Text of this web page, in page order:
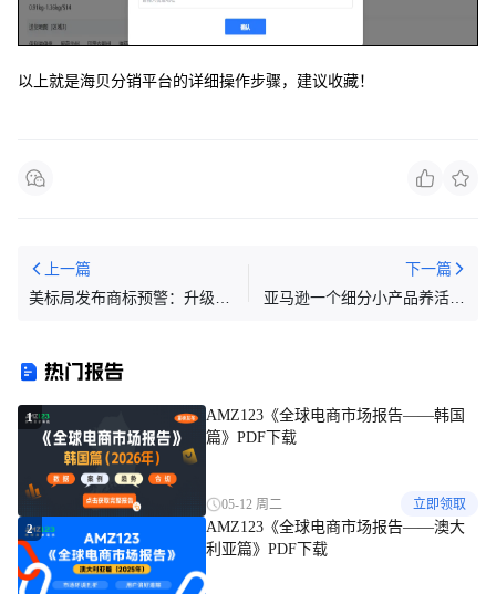
以上就是海贝分销平台的详细操作步骤，建议收藏！
上一篇
美标局发布商标预警：升级反
下一篇
亚马逊一个细分小产品养活10
热门报告
1
AMZ123《全球电商市场报告——韩国
篇》PDF下载
05-12 周二 立即领取
2
AMZ123《全球电商市场报告——澳大
利亚篇》PDF下载